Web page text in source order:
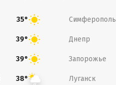
35° Симферополь
39° Днепр
39° Запорожье
38° Луганск